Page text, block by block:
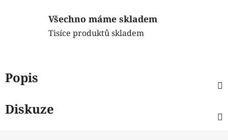
Všechno máme skladem
Tisíce produktů skladem
Popis
Diskuze